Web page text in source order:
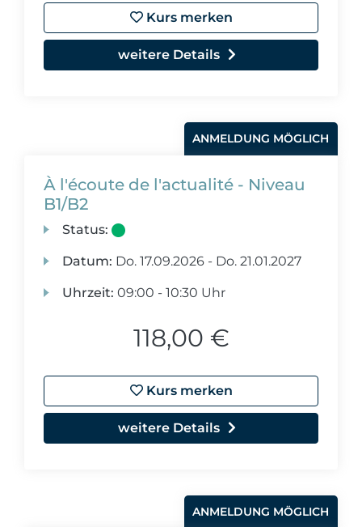
Kurs merken
weitere Details
ANMELDUNG MÖGLICH
À l'écoute de l'actualité - Niveau
B1/B2
Status:
Datum: Do. 17.09.2026 - Do. 21.01.2027
Uhrzeit: 09:00 - 10:30 Uhr
118,00 €
Kurs merken
weitere Details
ANMELDUNG MÖGLICH